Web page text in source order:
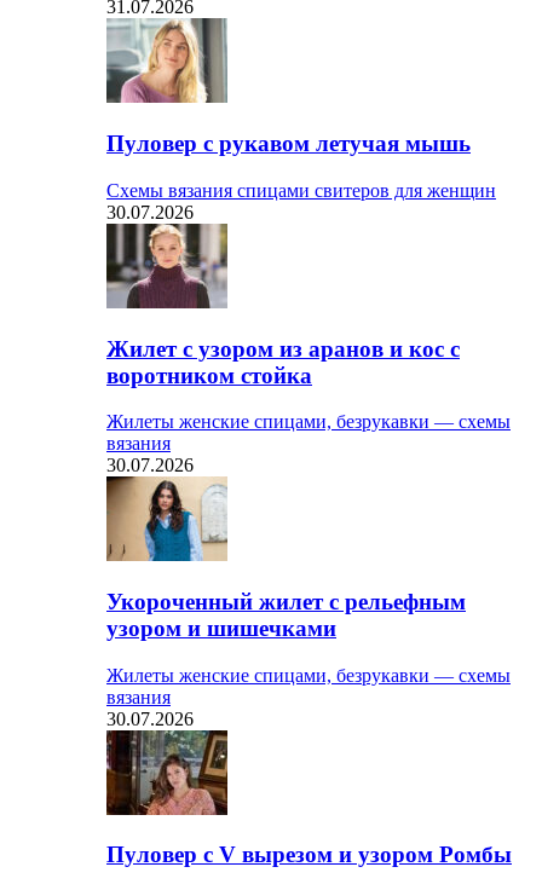
31.07.2026
Пуловер с рукавом летучая мышь
Схемы вязания спицами свитеров для женщин
30.07.2026
Жилет с узором из аранов и кос с
воротником стойка
Жилеты женские спицами, безрукавки — схемы
вязания
30.07.2026
Укороченный жилет с рельефным
узором и шишечками
Жилеты женские спицами, безрукавки — схемы
вязания
30.07.2026
Пуловер с V вырезом и узором Ромбы